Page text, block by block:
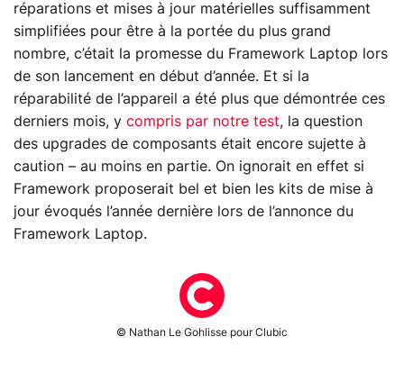
réparations et mises à jour matérielles suffisamment
simplifiées pour être à la portée du plus grand
nombre, c’était la promesse du Framework Laptop lors
de son lancement en début d’année. Et si la
réparabilité de l’appareil a été plus que démontrée ces
derniers mois, y compris par notre test, la question
des upgrades de composants était encore sujette à
caution – au moins en partie. On ignorait en effet si
Framework proposerait bel et bien les kits de mise à
jour évoqués l’année dernière lors de l’annonce du
Framework Laptop.
© Nathan Le Gohlisse pour Clubic